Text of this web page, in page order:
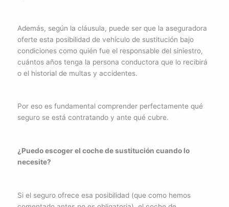
Además, según la cláusula, puede ser que la aseguradora
oferte esta posibilidad de vehículo de sustitución bajo
condiciones como quién fue el responsable del siniestro,
cuántos años tenga la persona conductora que lo recibirá
o el historial de multas y accidentes.
Por eso es fundamental comprender perfectamente qué
seguro se está contratando y ante qué cubre.
¿Puedo escoger el coche de sustitución cuando lo
necesite?
Si el seguro ofrece esa posibilidad (que como hemos